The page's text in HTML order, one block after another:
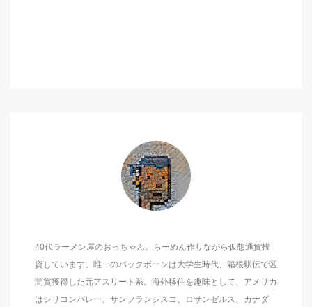
40代ラーメン屋のおっちゃん。らーめん作りながら仮想通貨投
資しています。唯一のバックボーンは大学生時代、箱根駅伝で区
間賞獲得した元アスリート系。海外移住を趣味として、アメリカ
はシリコンバレー、サンフランシスコ、ロサンゼルス、カナダ